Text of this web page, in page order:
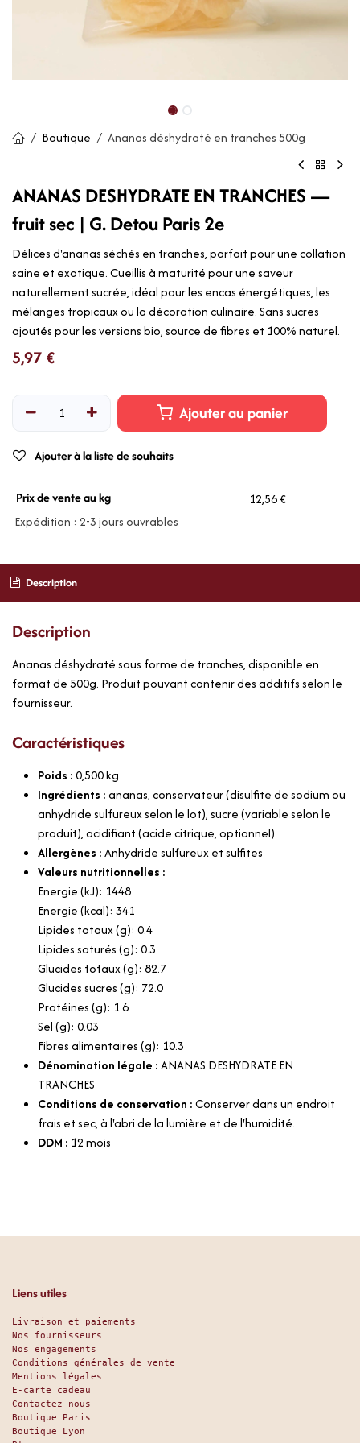
Boutique Ananas déshydraté en tranches 500g
ANANAS DESHYDRATE EN TRANCHES —
fruit sec | G. Detou Paris 2e
Délices d'ananas séchés en tranches, parfait pour une collation
saine et exotique. Cueillis à maturité pour une saveur
naturellement sucrée, idéal pour les encas énergétiques, les
mélanges tropicaux ou la décoration culinaire. Sans sucres
ajoutés pour les versions bio, source de fibres et 100% naturel.
5,97 €
Ajouter au panier
Ajouter à la liste de souhaits
Prix de vente au kg
12,56 €
Expédition : 2-3 jours ouvrables
Description
Description
Ananas déshydraté sous forme de tranches, disponible en
format de 500g. Produit pouvant contenir des additifs selon le
fournisseur.
Caractéristiques
Poids :0,500kg
Ingrédients :ananas, conservateur (disulfite de sodium ou
anhydride sulfureux selon le lot), sucre (variable selon le
produit), acidifiant (acide citrique, optionnel)
Allergènes :Anhydride sulfureux et sulfites
Valeurs nutritionnelles :
Energie (kJ): 1448
Energie (kcal): 341
Lipides totaux (g): 0.4
Lipides saturés (g): 0.3
Glucides totaux (g): 82.7
Glucides sucres (g): 72.0
Protéines (g): 1.6
Sel (g): 0.03
Fibres alimentaires (g): 10.3
Dénomination légale :ANANAS DESHYDRATE EN
TRANCHES
Conditions de conservation :Conserver dans un endroit
frais et sec, à l'abri de la lumière et de l'humidité.
DDM : 12 mois
Liens utiles
Livraison et paiements
Nos fournisseurs
Nos engagements
Conditions générales de vente
Mentions légales
E-carte cadeau
Contactez-nous
Boutique Paris
Boutique Lyon